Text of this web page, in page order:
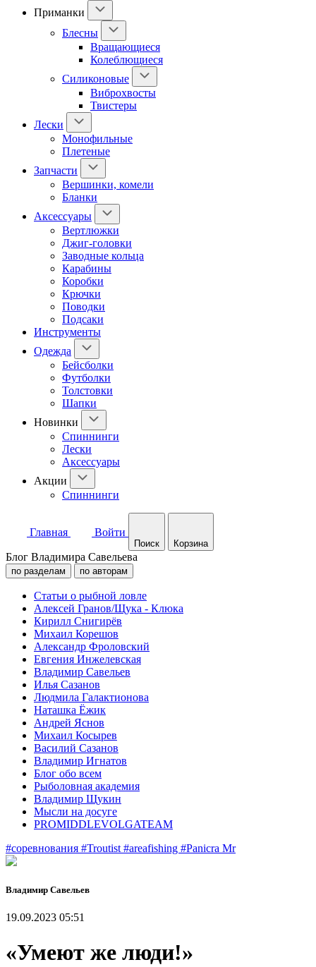
Приманки
Блесны
Вращающиеся
Колеблющиеся
Силиконовые
Виброхвосты
Твистеры
Лески
Монофильные
Плетеные
Запчасти
Вершинки, комели
Бланки
Аксессуары
Вертлюжки
Джиг-головки
Заводные кольца
Карабины
Коробки
Крючки
Поводки
Подсаки
Инструменты
Одежда
Бейсболки
Футболки
Толстовки
Шапки
Новинки
Спиннинги
Лески
Аксессуары
Акции
Спиннинги
Главная Войти
Поиск Корзина
Блог Владимира Савельева
по разделам по авторам
Статьи о рыбной ловле
Алексей Гранов/Щука - Клюка
Кирилл Снигирёв
Михаил Корешов
Александр Фроловский
Евгения Инжелевская
Владимир Савельев
Илья Сазанов
Людмила Галактионова
Наташка Ёжик
Андрей Яснов
Михаил Косырев
Василий Сазанов
Владимир Игнатов
Блог обо всем
Рыболовная академия
Владимир Щукин
Мысли на досуге
PROMIDDLEVOLGATEAM
#соревнования #Troutist #areafishing #Panicra Mr
Владимир Савельев
19.09.2023 05:51
«Умеют же люди!»